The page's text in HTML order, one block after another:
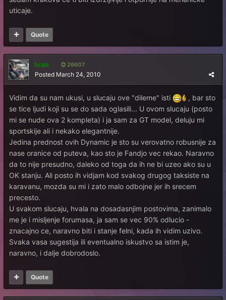
uticaje.
Quote
Ivan 26607
Posted March 24, 2010
Vidim da su nam ukusi, u slucaju ove "dileme" isti
, bar sto
se tice ljudi koji su se do sada oglasili... U ovom slucaju (posto
mi se nude ova 2 kompleta) i ja sam za GT model, deluju mi
sportskije ali i nekako elegantnije.
Jedina prednost ovih Dynamic je sto su verovatno robusnije za
nase oranice od puteva, kao sto je Fandjo vec rekao. Naravno
da to nije presudno, daleko od toga da ih ne bi uzeo ako su u
OK stanju. Ali posto ih vidjam kod svakog drugog taksiste na
karavanu, mozda su mi i zato malo odbojne jer ih srecem
precesto.
U svakom slucaju, hvala na dosadasnjim postovima, zanimalo
me je i misljenje forumasa, ja sam se vec 90% odlucio -
znacajno ce, naravno biti i stanje felni, kada ih vidim uzivo.
Svaka vasa sugestija ili eventualno iskustvo sa istim je,
naravno, i dalje dobrodoslo.
Quote